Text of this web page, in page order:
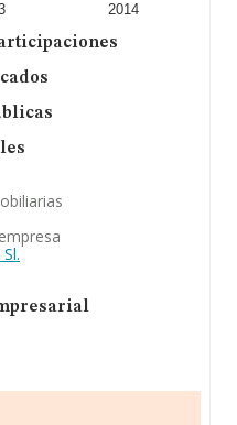
2014